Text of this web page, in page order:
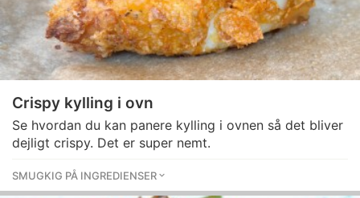
Crispy kylling i ovn
Se hvordan du kan panere kylling i ovnen så det bliver
dejligt crispy. Det er super nemt.
SMUGKIG PÅ INGREDIENSER